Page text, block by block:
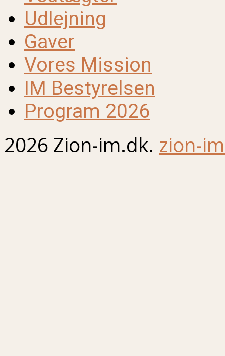
Udlejning
Gaver
Vores Mission
IM Bestyrelsen
Program 2026
2026 Zion-im.dk. zion-